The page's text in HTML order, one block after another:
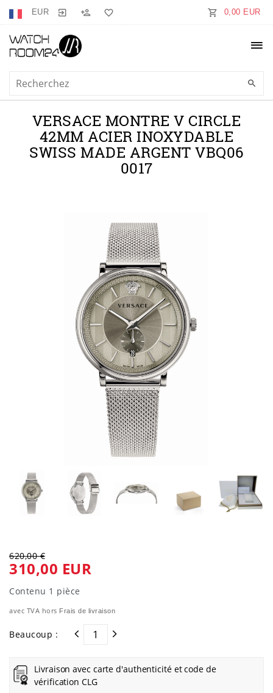
EUR 0,00 EUR
VERSACE MONTRE V CIRCLE
42MM ACIER INOXYDABLE
SWISS MADE ARGENT VBQ06
0017
620,00 €
310,00 EUR
Contenu 1 pièce
avec TVA hors Frais de livraison
Beaucoup :
Livraison avec carte d'authenticité et code de
vérification CLG